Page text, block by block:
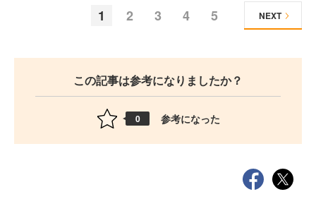
1 2 3 4 5 NEXT
この記事は参考になりましたか？
0 参考になった